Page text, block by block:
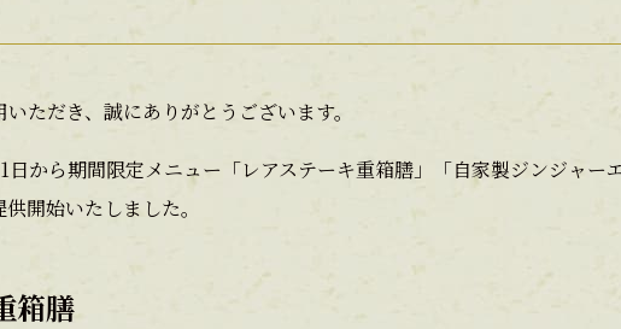
ただき、誠にありがとうございます。
日から期間限定メニュー「レアステーキ重箱膳」「自家製ジンジャー
開始いたしました。
箱膳